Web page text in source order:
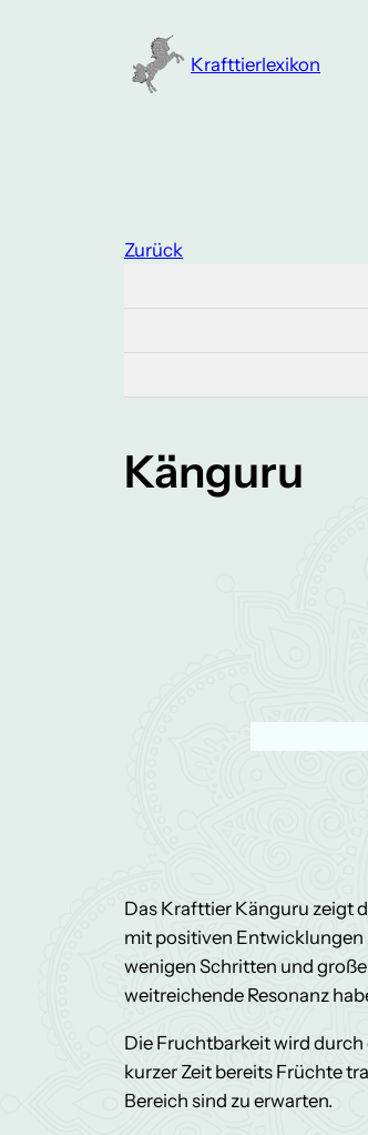
Krafttierlexikon
Zurück
Känguru
Das Krafttier Känguru zeigt
mit positiven Entwicklungen
wenigen Schritten und
weitreichende Resonanz
Die Fruchtbarkeit wird
kurzer Zeit bereits Früchte
Bereich sind zu erwarten.